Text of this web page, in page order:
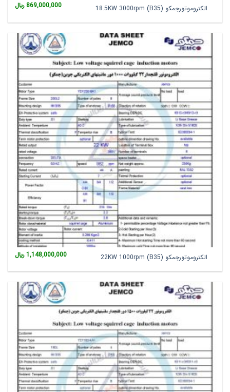
الکتروموتورجمکو 18.5KW 3000rpm (B35) 869,000,000 ﷼
الکتروموتورجمکو 22KW 1000rpm (B35) 1,148,000,000 ﷼